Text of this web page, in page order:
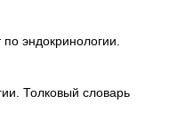
эндокринологии.
Толковый словарь